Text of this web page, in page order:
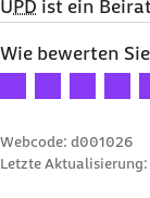
UPD ist ein
Wie bewerten
Ihre Bewertung: 1
Ihre Ihre Ihre
Webcode: d001026
Letzte Aktualisierung: